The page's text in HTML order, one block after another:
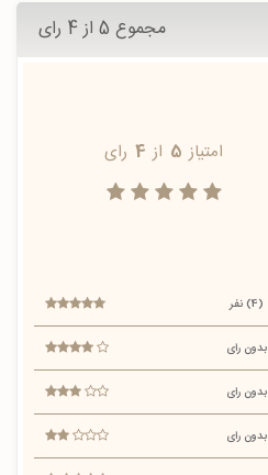
مجموع 5 از 4 رای
امتیاز 5 از 4 رای
(4) نفر
بدون رای
بدون رای
بدون رای